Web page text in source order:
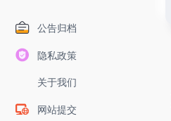
公告归档
隐私政策
关于我们
网站提交